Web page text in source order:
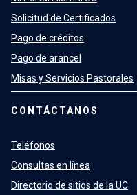
Solicitud de Certificados
Pago de créditos
Pago de arancel
Misas y Servicios Pastorales
CONTÁCTANOS
Teléfonos
Consultas en línea
Directorio de sitios de la UC